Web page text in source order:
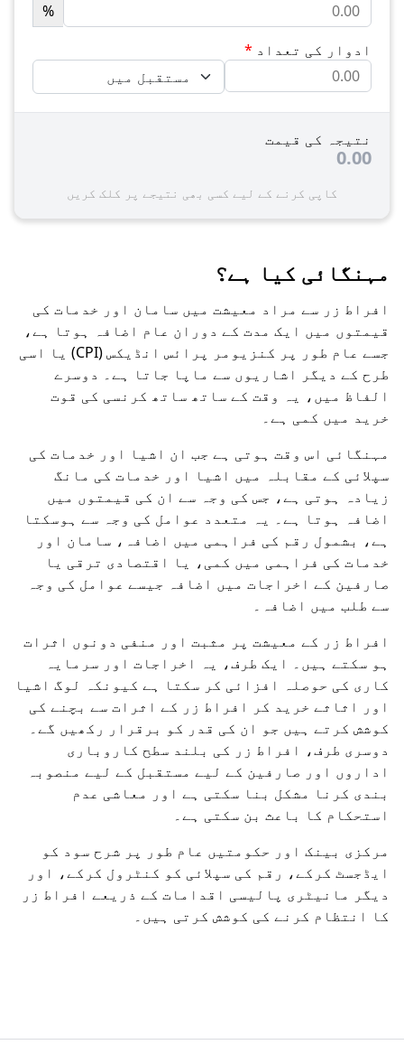
%
ادوار کی تعداد *
نتیجہ کی قیمت
0.00
کاپی کرنے کے لیے کسی بھی نتیجے پر کلک کریں
مہنگائی کیا ہے؟
افراط زر سے مراد معیشت میں سامان اور خدمات کی
قیمتوں میں ایک مدت کے دوران عام اضافہ ہوتا ہے،
جسے عام طور پر کنزیومر پرائس انڈیکس (CPI) یا اسی
طرح کے دیگر اشاریوں سے ماپا جاتا ہے۔ دوسرے
الفاظ میں، یہ وقت کے ساتھ ساتھ کرنسی کی قوت
خرید میں کمی ہے۔
مہنگائی اس وقت ہوتی ہے جب ان اشیا اور خدمات کی
سپلائی کے مقابلہ میں اشیا اور خدمات کی مانگ
زیادہ ہوتی ہے، جس کی وجہ سے ان کی قیمتوں میں
اضافہ ہوتا ہے۔ یہ متعدد عوامل کی وجہ سے ہوسکتا
ہے، بشمول رقم کی فراہمی میں اضافہ، سامان اور
خدمات کی فراہمی میں کمی، یا اقتصادی ترقی یا
صارفین کے اخراجات میں اضافہ جیسے عوامل کی وجہ
سے طلب میں اضافہ۔
افراط زر کے معیشت پر مثبت اور منفی دونوں اثرات
ہو سکتے ہیں۔ ایک طرف، یہ اخراجات اور سرمایہ
کاری کی حوصلہ افزائی کر سکتا ہے کیونکہ لوگ اشیا
اور اثاثے خرید کر افراط زر کے اثرات سے بچنے کی
کوشش کرتے ہیں جو ان کی قدر کو برقرار رکھیں گے۔
دوسری طرف، افراط زر کی بلند سطح کاروباری
اداروں اور صارفین کے لیے مستقبل کے لیے منصوبہ
بندی کرنا مشکل بنا سکتی ہے اور معاشی عدم
استحکام کا باعث بن سکتی ہے۔
مرکزی بینک اور حکومتیں عام طور پر شرح سود کو
ایڈجسٹ کرکے، رقم کی سپلائی کو کنٹرول کرکے، اور
دیگر مانیٹری پالیسی اقدامات کے ذریعے افراط زر
کا انتظام کرنے کی کوشش کرتی ہیں۔